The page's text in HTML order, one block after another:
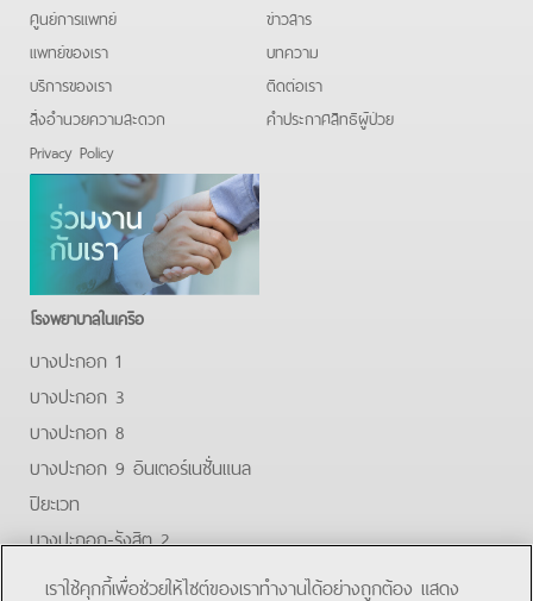
ศูนย์การแพทย์
แพทย์ของเรา
บริการของเรา
สิ่งอำนวยความสะดวก
Privacy Policy
ข่าวสาร
บทความ
ติดต่อเรา
คําประกาศสิทธิผู้ป่วย
โรงพยาบาลในเครือ
บางปะกอก 1
บางปะกอก 3
บางปะกอก 8
บางปะกอก 9 อินเตอร์เนชั่นแนล
ปิยะเวท
บางปะกอก-รังสิต 2
บางปะกอกสมุทรปราการ
เราใช้คุกกี้เพื่อช่วยให้ไซต์ของเราทำงานได้อย่างถูกต้อง แสดง